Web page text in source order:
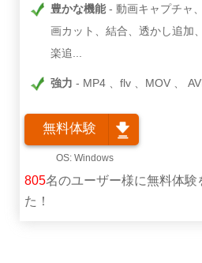
豊かな機能
動画キャプチャ
画カット、結合、透かし追加
楽追...
強力 MP4 、flv 、MOV 、
無料体験
805名のユーザー様に無料体験
た！